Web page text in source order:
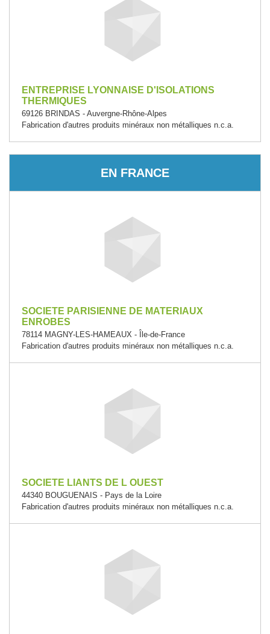
ENTREPRISE LYONNAISE D'ISOLATIONS
THERMIQUES
69126 BRINDAS - Auvergne-Rhône-Alpes
Fabrication d'autres produits minéraux non métalliques n.c.a.
EN FRANCE
SOCIETE PARISIENNE DE MATERIAUX
ENROBES
78114 MAGNY-LES-HAMEAUX - Île-de-France
Fabrication d'autres produits minéraux non métalliques n.c.a.
SOCIETE LIANTS DE L OUEST
44340 BOUGUENAIS - Pays de la Loire
Fabrication d'autres produits minéraux non métalliques n.c.a.